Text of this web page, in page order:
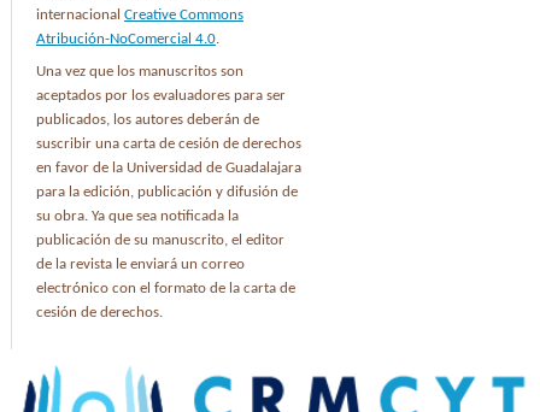
internacional Creative Commons
Atribución-NoComercial 4.0.
Una vez que los manuscritos son
aceptados por los evaluadores para ser
publicados, los autores deberán de
suscribir una carta de cesión de derechos
en favor de la Universidad de Guadalajara
para la edición, publicación y difusión de
su obra. Ya que sea notificada la
publicación de su manuscrito, el editor
de la revista le enviará un correo
electrónico con el formato de la carta de
cesión de derechos.